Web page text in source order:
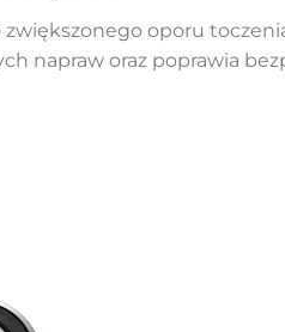
oporu
napraw oraz poprawia